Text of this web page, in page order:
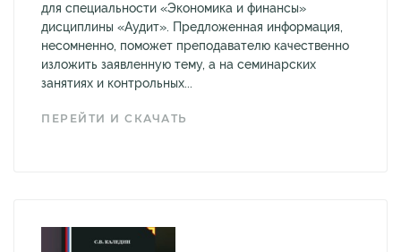
для специальности «Экономика и финансы»
дисциплины «Аудит». Предложенная информация,
несомненно, поможет преподавателю качественно
изложить заявленную тему, а на семинарских
занятиях и контрольных...
ПЕРЕЙТИ И СКАЧАТЬ